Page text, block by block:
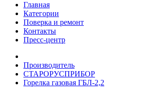
Главная
Категории
Поверка и ремонт
Контакты
Пресс-центр
Производитель
СТАРОРУСПРИБОР
Горелка газовая ГБЛ-2,2